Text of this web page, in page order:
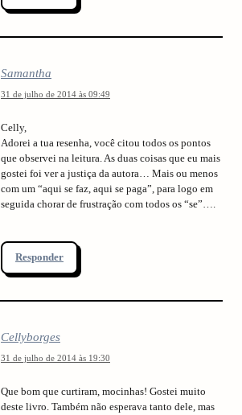
Samantha
31 de julho de 2014 às 09:49
Celly,
Adorei a tua resenha, você citou todos os pontos
que observei na leitura. As duas coisas que eu mais
gostei foi ver a justiça da autora… Mais ou menos
com um “aqui se faz, aqui se paga”, para logo em
seguida chorar de frustração com todos os “se”….
Responder
Cellyborges
31 de julho de 2014 às 19:30
Que bom que curtiram, mocinhas! Gostei muito
deste livro. Também não esperava tanto dele, mas